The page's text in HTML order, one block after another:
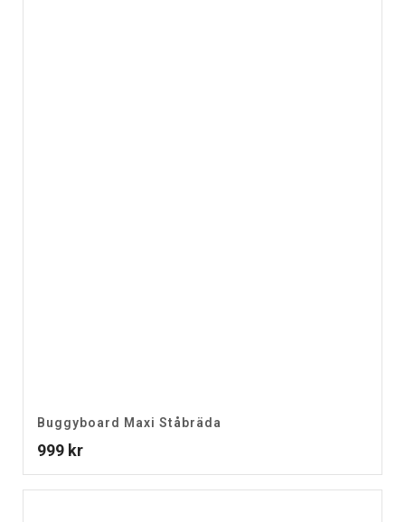
Buggyboard Maxi Ståbräda
999 kr